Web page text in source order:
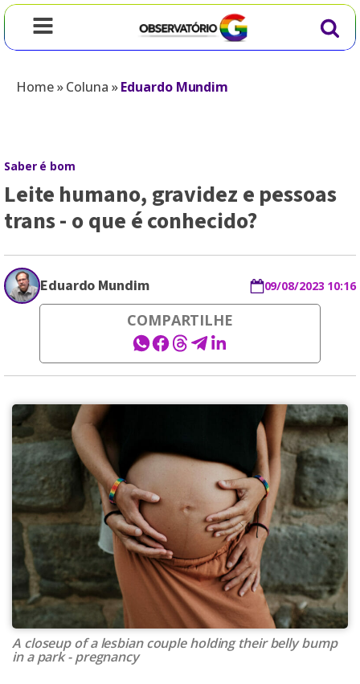
Home»Coluna »Eduardo Mundim
Saber é bom
Leite humano, gravidez e pessoas
trans - o que é conhecido?
Eduardo Mundim 09/08/2023 10:16
COMPARTILHE
A closeup of a lesbian couple holding their belly bump
in a park - pregnancy